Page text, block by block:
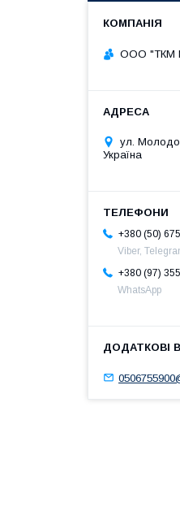
ООО "ТКМ
ул.
Україна
+380 (50)
Viber,
+380 (97)
WhatsApp